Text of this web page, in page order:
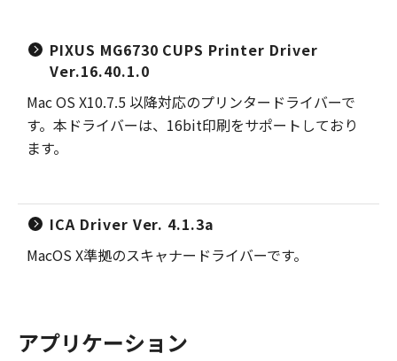
PIXUS MG6730 CUPS Printer Driver
Ver.16.40.1.0
Mac OS X10.7.5 以降対応のプリンタードライバーで
す。本ドライバーは、16bit印刷をサポートしており
ます。
ICA Driver Ver. 4.1.3a
MacOS X準拠のスキャナードライバーです。
アプリケーション